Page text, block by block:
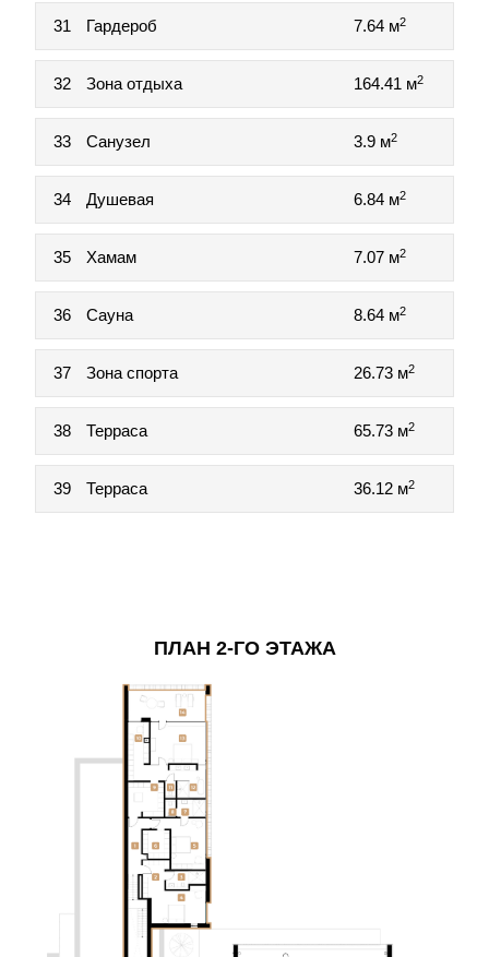
31 Гардероб 7.64 м2
32 Зона отдыха 164.41 м2
33 Санузел 3.9 м2
34 Душевая 6.84 м2
35 Хамам 7.07 м2
36 Сауна 8.64 м2
37 Зона спорта 26.73 м2
38 Терраса 65.73 м2
39 Терраса 36.12 м2
ПЛАН 2-ГО ЭТАЖА